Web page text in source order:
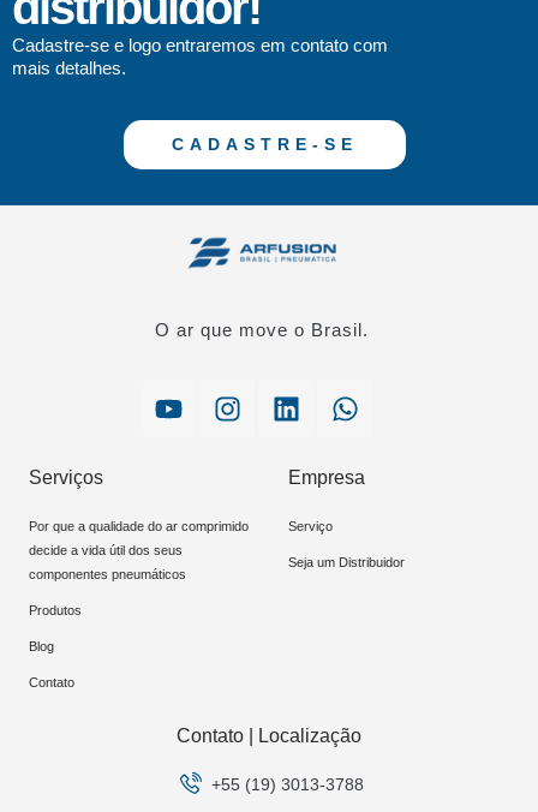
Cadastre-se e logo entraremos em contato com
mais detalhes.
CADASTRE-SE
O ar que move o Brasil.
Serviços
Por que a qualidade do ar comprimido
decide a vida útil dos seus
componentes pneumáticos
Produtos
Blog
Contato
Empresa
Serviço
Seja um Distribuidor
Contato | Localização
+55 (19) 3013-3788